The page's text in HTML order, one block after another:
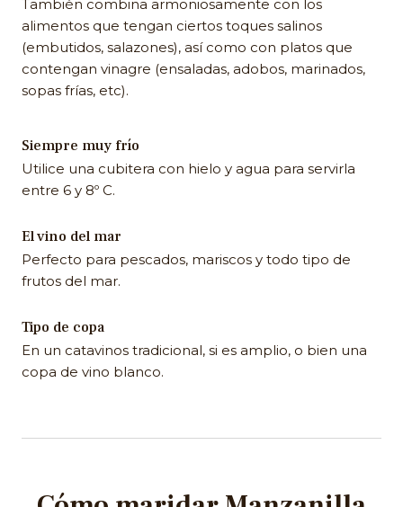
También combina armoniosamente con los
alimentos que tengan ciertos toques salinos
(embutidos, salazones), así como con platos que
contengan vinagre (ensaladas, adobos, marinados,
sopas frías, etc).
Siempre muy frío
Utilice una cubitera con hielo y agua para servirla
entre 6 y 8º C.
El vino del mar
Perfecto para pescados, mariscos y todo tipo de
frutos del mar.
Tipo de copa
En un catavinos tradicional, si es amplio, o bien una
copa de vino blanco.